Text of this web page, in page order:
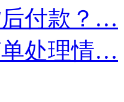
付款？…
处理情…